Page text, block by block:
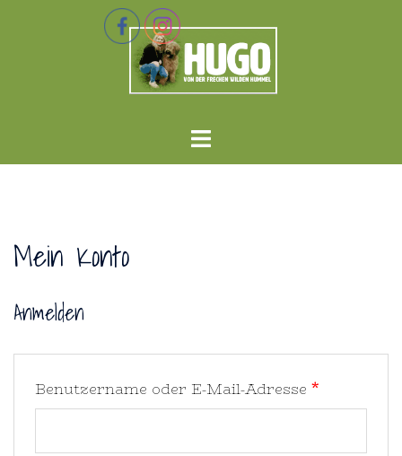
Menü
Mein Konto
Anmelden
Benutzername oder E-Mail-Adresse *